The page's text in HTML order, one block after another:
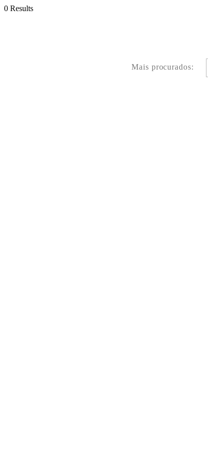
0 Results
Mais procurados: